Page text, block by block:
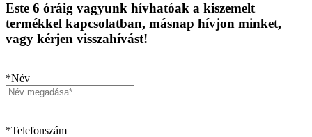
Este 6 óráig vagyunk hívhatóak a kiszemelt
termékkel kapcsolatban, másnap hívjon minket,
vagy kérjen visszahívást!
*Név
*Telefonszám